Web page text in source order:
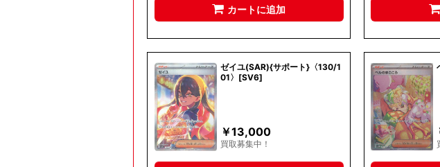
カートに追加
ゼイユ(SAR){サポート}〈130/1
01〉[SV6]
￥13,000
買取募集中！